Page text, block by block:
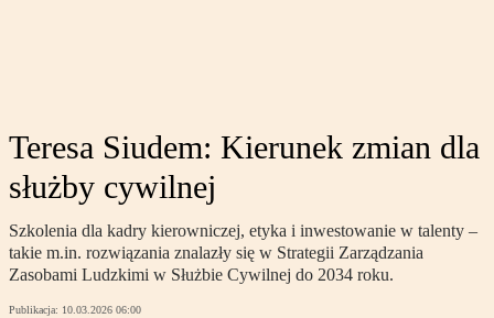
Teresa Siudem: Kierunek zmian dla
służby cywilnej
Szkolenia dla kadry kierowniczej, etyka i inwestowanie w talenty –
takie m.in. rozwiązania znalazły się w Strategii Zarządzania
Zasobami Ludzkimi w Służbie Cywilnej do 2034 roku.
Publikacja: 10.03.2026 06:00